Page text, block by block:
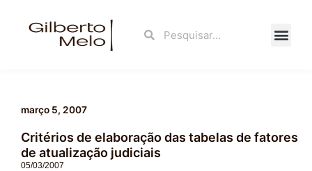
Search
março 5, 2007
Critérios de elaboração das tabelas de fatores
de atualização judiciais
05/03/2007